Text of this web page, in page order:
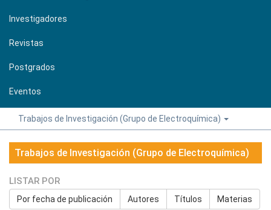
Investigadores
Revistas
Postgrados
Eventos
Trabajos de Investigación (Grupo de Electroquímica)
Trabajos de Investigación (Grupo de Electroquímica)
LISTAR POR
Por fecha de publicación Autores Títulos Materias